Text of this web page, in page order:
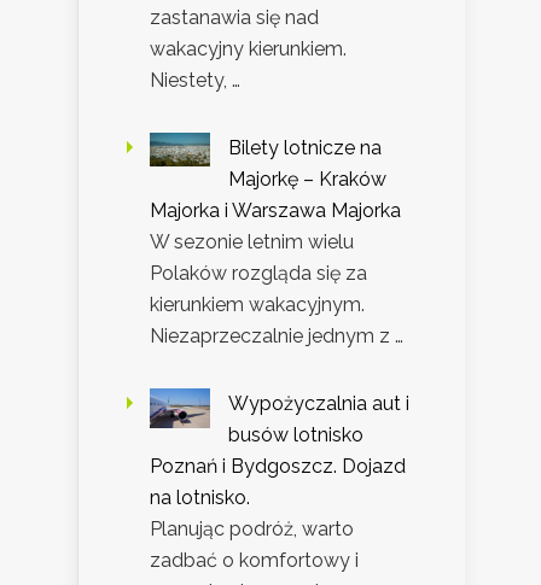
zastanawia się nad
wakacyjny kierunkiem.
Niestety, …
Bilety lotnicze na
Majorkę – Kraków
Majorka i Warszawa Majorka
W sezonie letnim wielu
Polaków rozgląda się za
kierunkiem wakacyjnym.
Niezaprzeczalnie jednym z …
Wypożyczalnia aut i
busów lotnisko
Poznań i Bydgoszcz. Dojazd
na lotnisko.
Planując podróż, warto
zadbać o komfortowy i